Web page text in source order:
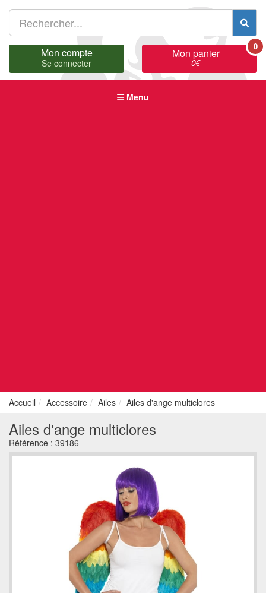
Mon compte
Se connecter
Mon panier
0€
0
Menu
Accueil Accessoire Ailes Ailes d'ange multiclores
Ailes d'ange multiclores
Référence : 39186